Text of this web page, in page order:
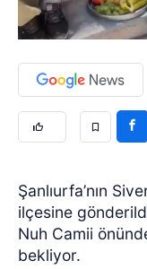
Şanlıurfa’nın
ilçesine
Nuh Camii
bekliyor.